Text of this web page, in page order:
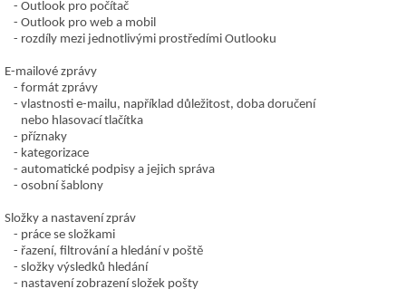
Outlook pro počítač
Outlook pro web a mobil
rozdíly mezi jednotlivými prostředími Outlooku
E-mailové zprávy
formát zprávy
vlastnosti e-mailu, například důležitost, doba doručení
nebo hlasovací tlačítka
příznaky
kategorizace
automatické podpisy a jejich správa
osobní šablony
Složky a nastavení zpráv
práce se složkami
řazení, filtrování a hledání v poště
složky výsledků hledání
nastavení zobrazení složek pošty